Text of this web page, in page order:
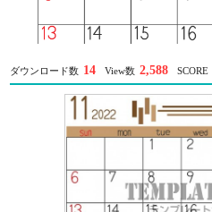
ダウンロード数 14 View数 2,588 SCORE